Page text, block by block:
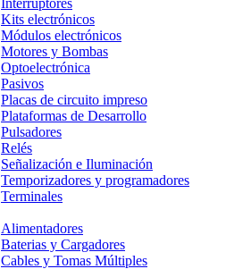
Interruptores
Kits electrónicos
Módulos electrónicos
Motores y Bombas
Optoelectrónica
Pasivos
Placas de circuito impreso
Plataformas de Desarrollo
Pulsadores
Relés
Señalización e Iluminación
Temporizadores y programadores
Terminales
Alimentadores
Baterias y Cargadores
Cables y Tomas Múltiples